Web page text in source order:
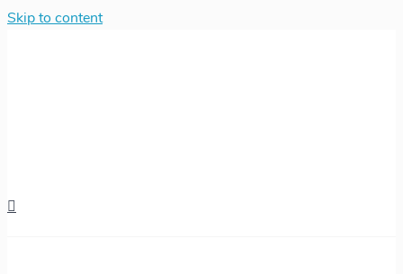
Skip to content